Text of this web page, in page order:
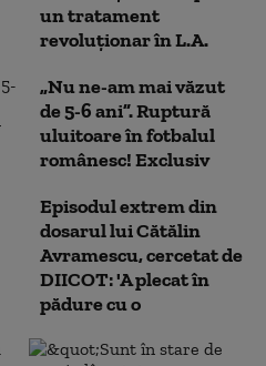
un tratament
revoluționar în L.A.
„Nu ne-am mai văzut
de 5-6 ani”. Ruptură
uluitoare în fotbalul
românesc! Exclusiv
Episodul extrem din
dosarul lui Cătălin
Avramescu, cercetat de
DIICOT: 'A plecat în
pădure cu o